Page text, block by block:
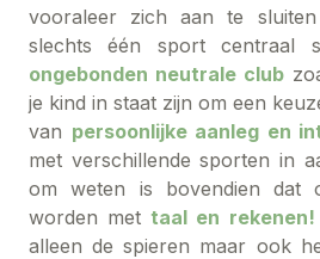
vooraleer zich aan te
slechts één sport centraal
ongebonden neutrale club
je kind in staat zijn om een
van persoonlijke aanleg en
met verschillende sporten in
om weten is bovendien dat
worden met taal en rekenen!
alleen de spieren maar ook